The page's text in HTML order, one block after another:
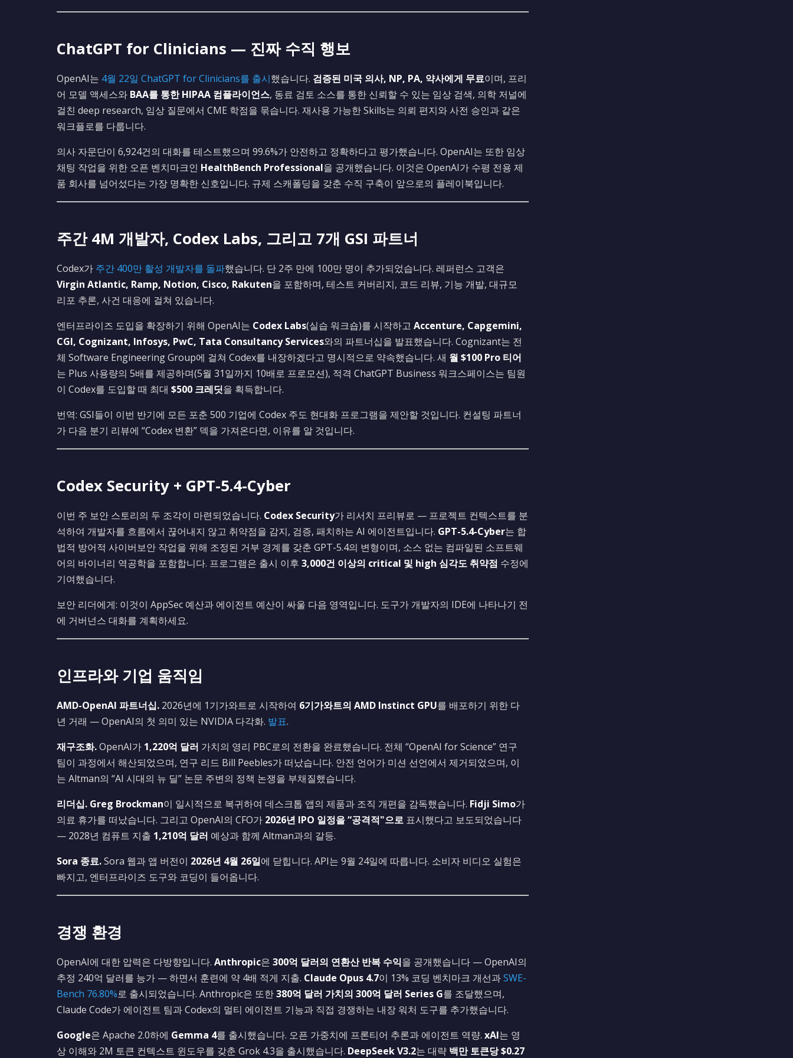
ChatGPT for Clinicians — 진짜 수직 행보
OpenAI는 4월 22일 ChatGPT for Clinicians를 출시했습니다. 검증된 미국 의사, NP, PA, 약사에게 무료이며, 프리
어 모델 액세스와 BAA를 통한 HIPAA 컴플라이언스, 동료 검토 소스를 통한 신뢰할 수 있는 임상 검색, 의학 저널에
걸친 deep research, 임상 질문에서 CME 학점을 묶습니다. 재사용 가능한 Skills는 의뢰 편지와 사전 승인과 같은
워크플로를 다룹니다.
의사 자문단이 6,924건의 대화를 테스트했으며 99.6%가 안전하고 정확하다고 평가했습니다. OpenAI는 또한 임상
채팅 작업을 위한 오픈 벤치마크인 HealthBench Professional을 공개했습니다. 이것은 OpenAI가 수평 전용 제
품 회사를 넘어섰다는 가장 명확한 신호입니다. 규제 스캐폴딩을 갖춘 수직 구축이 앞으로의 플레이북입니다.
주간 4M 개발자, Codex Labs, 그리고 7개 GSI 파트너
Codex가 주간 400만 활성 개발자를 돌파했습니다. 단 2주 만에 100만 명이 추가되었습니다. 레퍼런스 고객은
Virgin Atlantic, Ramp, Notion, Cisco, Rakuten을 포함하며, 테스트 커버리지, 코드 리뷰, 기능 개발, 대규모
리포 추론, 사건 대응에 걸쳐 있습니다.
엔터프라이즈 도입을 확장하기 위해 OpenAI는 Codex Labs(실습 워크숍)를 시작하고 Accenture, Capgemini,
CGI, Cognizant, Infosys, PwC, Tata Consultancy Services와의 파트너십을 발표했습니다. Cognizant는 전
체 Software Engineering Group에 걸쳐 Codex를 내장하겠다고 명시적으로 약속했습니다. 새 월 $100 Pro 티어
는 Plus 사용량의 5배를 제공하며(5월 31일까지 10배로 프로모션), 적격 ChatGPT Business 워크스페이스는 팀원
이 Codex를 도입할 때 최대 $500 크레딧을 획득합니다.
번역: GSI들이 이번 반기에 모든 포춘 500 기업에 Codex 주도 현대화 프로그램을 제안할 것입니다. 컨설팅 파트너
가 다음 분기 리뷰에 “Codex 변환” 덱을 가져온다면, 이유를 알 것입니다.
Codex Security + GPT-5.4-Cyber
이번 주 보안 스토리의 두 조각이 마련되었습니다. Codex Security가 리서치 프리뷰로 — 프로젝트 컨텍스트를 분
석하여 개발자를 흐름에서 끊어내지 않고 취약점을 감지, 검증, 패치하는 AI 에이전트입니다. GPT-5.4-Cyber는 합
법적 방어적 사이버보안 작업을 위해 조정된 거부 경계를 갖춘 GPT-5.4의 변형이며, 소스 없는 컴파일된 소프트웨
어의 바이너리 역공학을 포함합니다. 프로그램은 출시 이후 3,000건 이상의 critical 및 high 심각도 취약점 수정에
기여했습니다.
보안 리더에게: 이것이 AppSec 예산과 에이전트 예산이 싸울 다음 영역입니다. 도구가 개발자의 IDE에 나타나기 전
에 거버넌스 대화를 계획하세요.
인프라와 기업 움직임
AMD-OpenAI 파트너십. 2026년에 1기가와트로 시작하여 6기가와트의 AMD Instinct GPU를 배포하기 위한 다
년 거래 — OpenAI의 첫 의미 있는 NVIDIA 다각화. 발표.
재구조화.OpenAI가 1,220억 달러 가치의 영리 PBC로의 전환을 완료했습니다. 전체 “OpenAI for Science” 연구
팀이 과정에서 해산되었으며, 연구 리드 Bill Peebles가 떠났습니다. 안전 언어가 미션 선언에서 제거되었으며, 이
는 Altman의 “AI 시대의 뉴 딜” 논문 주변의 정책 논쟁을 부채질했습니다.
리더십. Greg Brockman이 일시적으로 복귀하여 데스크톱 앱의 제품과 조직 개편을 감독했습니다. Fidji Simo가
의료 휴가를 떠났습니다. 그리고 OpenAI의 CFO가 2026년 IPO 일정을 “공격적"으로 표시했다고 보도되었습니다
— 2028년 컴퓨트 지출 1,210억 달러 예상과 함께 Altman과의 갈등.
Sora 종료.Sora 웹과 앱 버전이 2026년 4월 26일에 닫힙니다. API는 9월 24일에 따릅니다. 소비자 비디오 실험은
빠지고, 엔터프라이즈 도구와 코딩이 들어옵니다.
경쟁 환경
OpenAI에 대한 압력은 다방향입니다. Anthropic은 300억 달러의 연환산 반복 수익을 공개했습니다 — OpenAI의
추정 240억 달러를 능가 — 하면서 훈련에 약 4배 적게 지출. Claude Opus 4.7이 13% 코딩 벤치마크 개선과SWE-
Bench 76.80%로 출시되었습니다. Anthropic은 또한380억 달러 가치의 300억 달러 Series G를 조달했으며,
Claude Code가 에이전트 팀과 Codex의 멀티 에이전트 기능과 직접 경쟁하는 내장 워처 도구를 추가했습니다.
Google은 Apache 2.0하에 Gemma 4를 출시했습니다. 오픈 가중치에 프론티어 추론과 에이전트 역량. xAI는 영
상 이해와 2M 토큰 컨텍스트 윈도우를 갖춘 Grok 4.3을 출시했습니다. DeepSeek V3.2는 대략 백만 토큰당 $0.27